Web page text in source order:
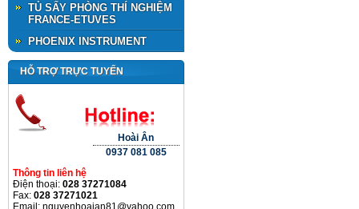
TỦ SẤY PHÒNG THÍ NGHIỆM
FRANCE-ETUVES
PHOENIX INSTRUMENT
HỖ TRỢ TRỰC TUYẾN
Hoài Ân
0937 081 085
Thông tin liên hệ
Điện thoại: 028 37271084
Fax: 028 37271021
Email: nguyenhoaian81@yahoo.com